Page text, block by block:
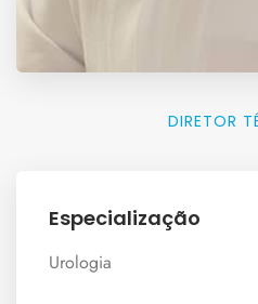
DIRETOR
Especialização
Urologia